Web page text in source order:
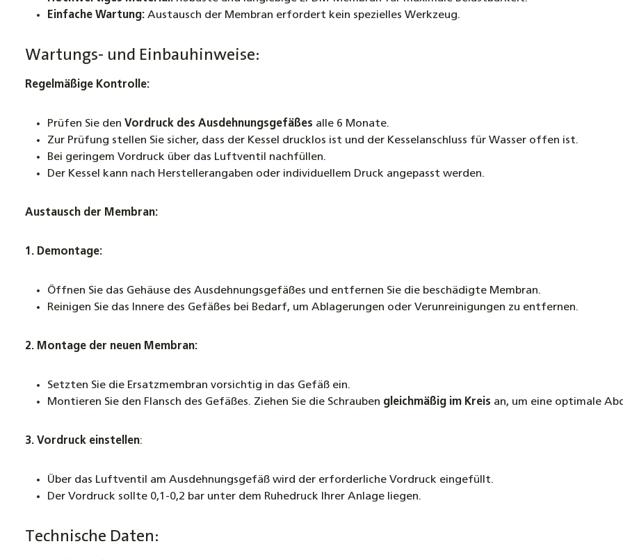
Einfache Wartung: Austausch der Membran erfordert kein spezielles Werkzeug.
Wartungs- und Einbauhinweise:
Regelmäßige Kontrolle:
Prüfen Sie den Vordruck des Ausdehnungsgefäßes alle 6 Monate.
Zur Prüfung stellen Sie sicher, dass der Kessel drucklos ist und der Kesselanschluss für Wasser offen ist.
Bei geringem Vordruck über das Luftventil nachfüllen.
Der Kessel kann nach Herstellerangaben oder individuellem Druck angepasst werden.
Austausch der Membran:
1. Demontage:
Öffnen Sie das Gehäuse des Ausdehnungsgefäßes und entfernen Sie die beschädigte Membran.
Reinigen Sie das Innere des Gefäßes bei Bedarf, um Ablagerungen oder Verunreinigungen zu entfernen.
2. Montage der neuen Membran:
Setzten Sie die Ersatzmembran vorsichtig in das Gefäß ein.
Montieren Sie den Flansch des Gefäßes. Ziehen Sie die Schrauben gleichmäßig im Kreis an, um eine optimale
3. Vordruck einstellen:
Über das Luftventil am Ausdehnungsgefäß wird der erforderliche Vordruck eingefüllt.
Der Vordruck sollte 0,1-0,2 bar unter dem Ruhedruck Ihrer Anlage liegen.
Technische Daten: